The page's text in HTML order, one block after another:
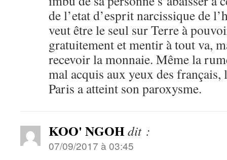
de l’etat d’esprit narcissique de
veut être le seul sur Terre à
gratuitement et mentir à tout va,
recevoir la monnaie. Même la
mal acquis aux yeux des français,
Paris a atteint son paroxysme.
KOO' NGOHdit :
07/09/2017 à 03:45